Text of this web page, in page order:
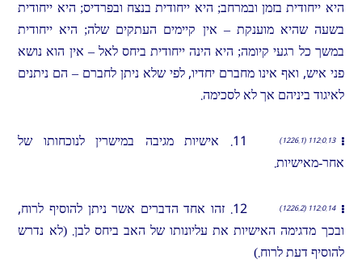
היא ייחודית בזמן ובמרחב; היא ייחודית בנצח ובפרדיס; היא ייחודית
בשעה שהיא מוענקת – אין קיימים העתקים שלה; היא ייחודית
במשך כל רגעי קיומה; היא הינה ייחודית ביחס לאל – אין הוא נושא
פני איש, ואף אינו מחברם יחדיו, לפי שלא ניתן לחברם – הם ניתנים
לאיגוד ביניהם אך לא לסכימה.
112:0.13 (1226.1)
11. אישיות מגיבה במישרין לנוכחותו של
אחר-מאישיות.
112:0.14 (1226.2)
12. זהו אחד הדברים אשר ניתן להוסיף לרוח,
ובכך מדגימה האישיות את עליונותו של האב ביחס לבן. (לא נדרש
להוסיף דעת לרוח.)